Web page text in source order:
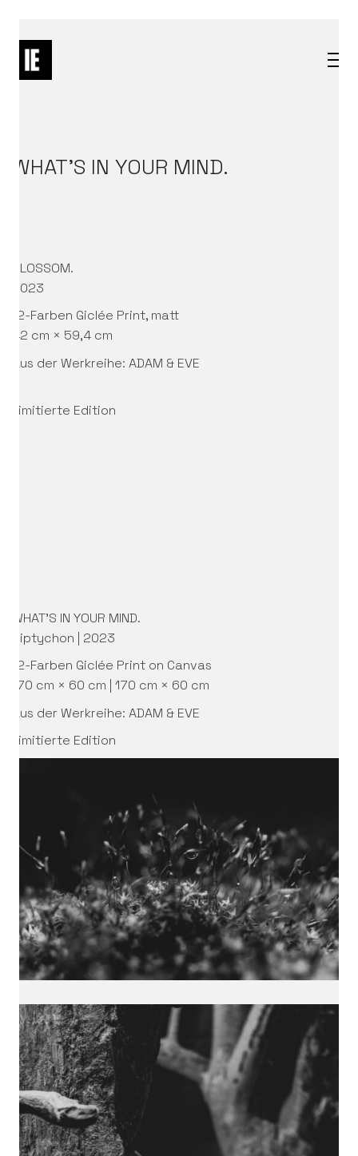
WHAT’S IN YOUR MIND.
BLOSSOM.
2023
12-Farben Giclée Print, matt
42 cm × 59,4 cm
Aus der Werkreihe: ADAM & EVE
Limitierte Edition
WHAT’S IN YOUR MIND.
Diptychon | 2023
12-Farben Giclée Print on Canvas
170 cm × 60 cm | 170 cm × 60 cm
Aus der Werkreihe: ADAM & EVE
Limitierte Edition